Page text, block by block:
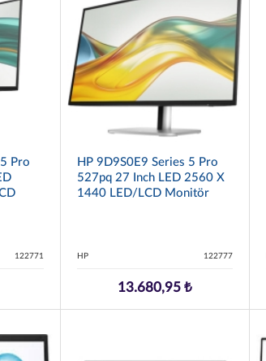
Pro
122771
HP 9D9S0E9 Series 5 Pro
527pq 27 Inch LED 2560 X
1440 LED/LCD Monitör
HP 122777
13.680,95 ₺